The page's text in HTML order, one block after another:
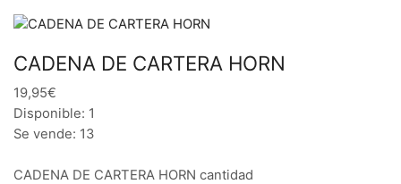
CADENA DE CARTERA HORN
19,95€
Disponible: 1
Se vende: 13
CADENA DE CARTERA HORN cantidad